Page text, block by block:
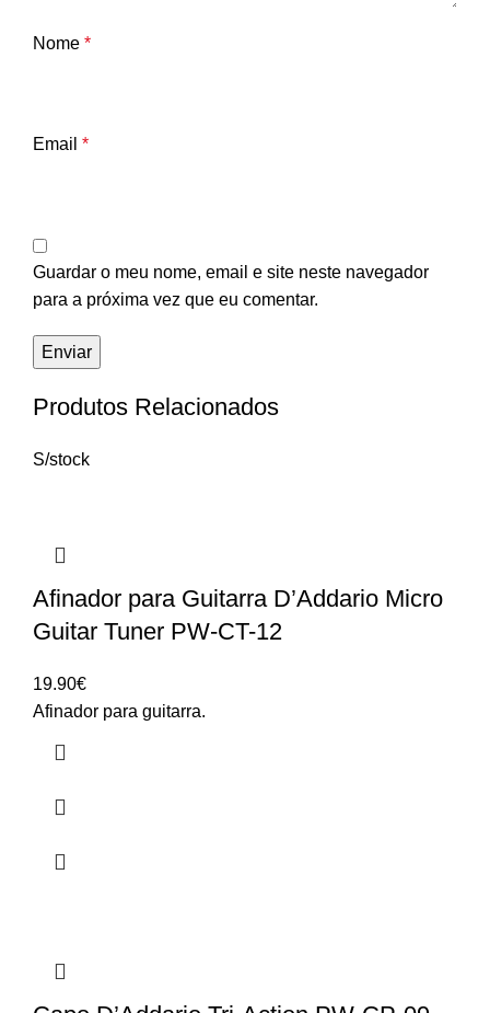
Nome *
Email *
Guardar o meu nome, email e site neste navegador
para a próxima vez que eu comentar.
Produtos Relacionados
S/stock
Afinador para Guitarra D’Addario Micro
Guitar Tuner PW-CT-12
19.90€
Afinador para guitarra.